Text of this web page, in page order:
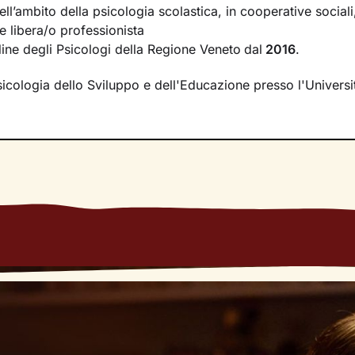
ad affrontarli grazie astrategie specifichecucite
particolare.
è unica sia per il suo modo di agire, pensare e
possiede. Con il cammino che intraprenderemo insieme
nel modo più mirato possibile, per
avviare con
della psicologia scolastica, in cooperative
libera/o professionista
degli Psicologi della Regione Veneto dal 2016.
dello Sviluppo e dell'Educazione presso